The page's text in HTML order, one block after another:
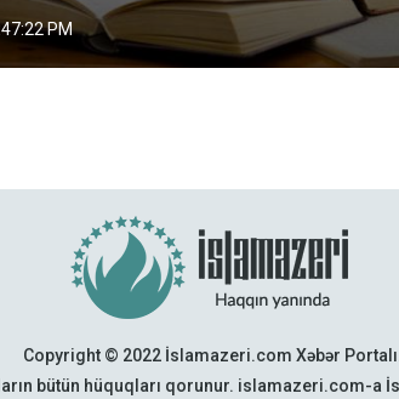
PM
Copyright © 2022 İslamazeri.com Xəbər Portalı.
bütün hüquqları qorunur. islamazeri.com-a